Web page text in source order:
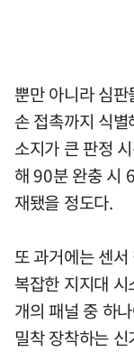
뿐만 아니라 심
손 접촉까지 식
소지가 큰 판정
해 90분 완충 시
재됐을 정도다.
또 과거에는 센
복잡한 지지대
개의 패널 중 하
밀착 장착하는